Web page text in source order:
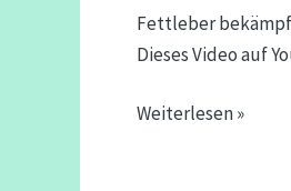
Fettleber
Dieses Video auf
eine
gesunde
Was
Weiterlesen »